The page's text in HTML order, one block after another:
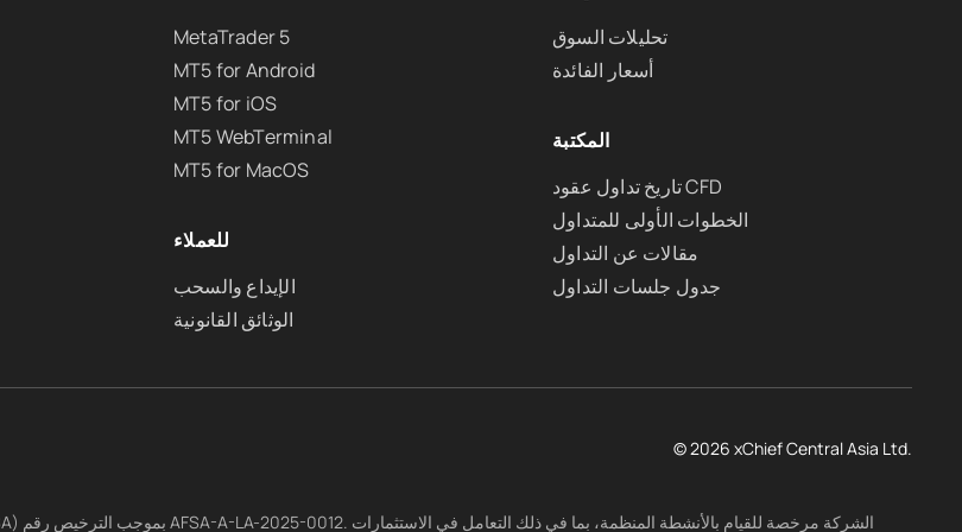
MetaTrader 5
MT5 for Android
MT5 for iOS
MT5 WebTerminal
MT5 for MacOS
للعملاء
الإيداع والسحب
الوثائق القانونية
تحليلات السوق
أسعار الفائدة
المكتبة
تاريخ تداول عقود CFD
الخطوات الأولى للمتداول
مقالات عن التداول
جدول جلسات التداول
© 2026 xChief Central Asia Ltd.